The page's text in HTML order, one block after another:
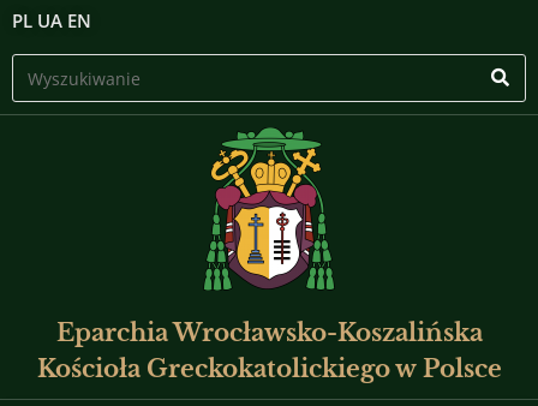
PL UA EN
Eparchia Wrocławsko-Koszalińska
Kościoła Greckokatolickiego w Polsce